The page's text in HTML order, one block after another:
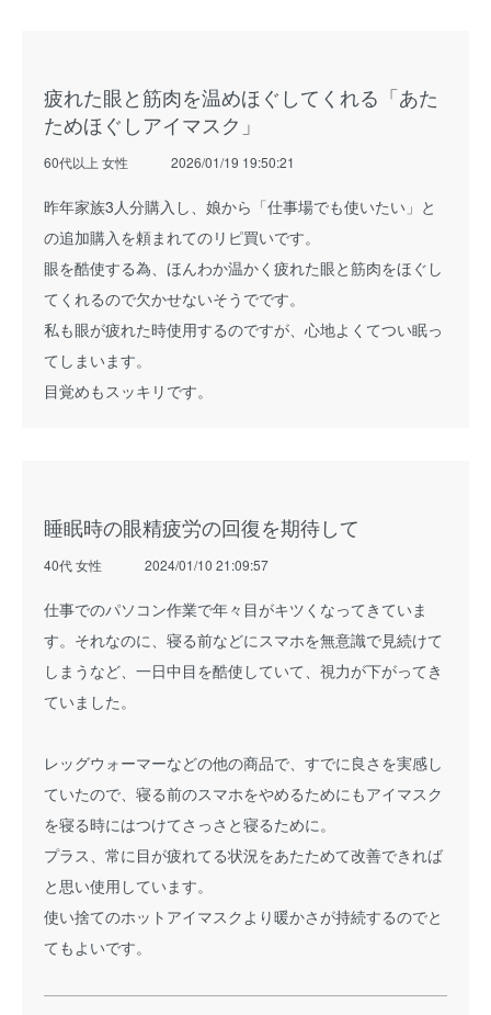
疲れた眼と筋肉を温めほぐしてくれる「あた
ためほぐしアイマスク」
60代以上 女性 2026/01/19 19:50:21
昨年家族3人分購入し、娘から「仕事場でも使いたい」と
の追加購入を頼まれてのリピ買いです。
眼を酷使する為、ほんわか温かく疲れた眼と筋肉をほぐし
てくれるので欠かせないそうでです。
私も眼が疲れた時使用するのですが、心地よくてつい眠っ
てしまいます。
目覚めもスッキリです。
睡眠時の眼精疲労の回復を期待して
40代 女性 2024/01/10 21:09:57
仕事でのパソコン作業で年々目がキツくなってきていま
す。それなのに、寝る前などにスマホを無意識で見続けて
しまうなど、一日中目を酷使していて、視力が下がってき
ていました。
レッグウォーマーなどの他の商品で、すでに良さを実感し
ていたので、寝る前のスマホをやめるためにもアイマスク
を寝る時にはつけてさっさと寝るために。
プラス、常に目が疲れてる状況をあたためて改善できれば
と思い使用しています。
使い捨てのホットアイマスクより暖かさが持続するのでと
てもよいです。